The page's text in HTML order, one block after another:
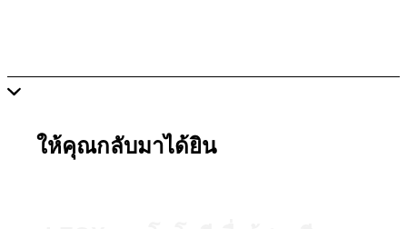
ให้คุณกลับมาได้ยิน